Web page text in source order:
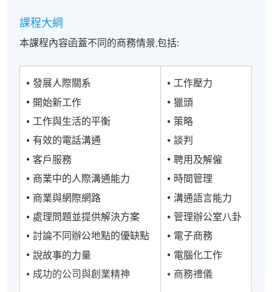
課程大綱
本課程內容函蓋不同的商務情景,包括:
發展人際關系
開始新工作
工作與生活的平衡
有效的電話溝通
客戶服務
商業中的人際溝通能力
商業與網際網路
處理問題並提供解決方案
討論不同辦公地點的優缺點
說故事的力量
成功的公司與創業精神
工作壓力
獵頭
策略
談判
聘用及解僱
時間管理
溝通語言能力
管理辦公室八卦
電子商務
電腦化工作
商務禮儀